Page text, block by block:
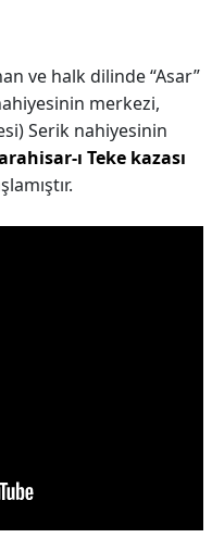
ve halk dilinde “Asar”
merkezi,
Serik nahiyesinin
ı Teke kazası